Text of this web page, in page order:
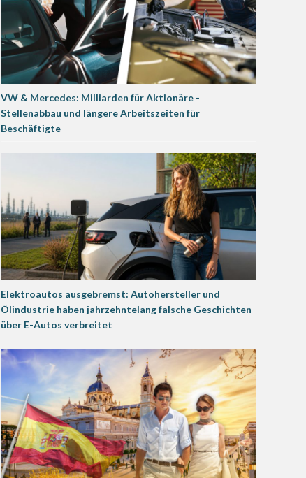
VW & Mercedes: Milliarden für Aktionäre -
Stellenabbau und längere Arbeitszeiten für
Beschäftigte
Elektroautos ausgebremst: Autohersteller und
Ölindustrie haben jahrzehntelang falsche Geschichten
über E-Autos verbreitet